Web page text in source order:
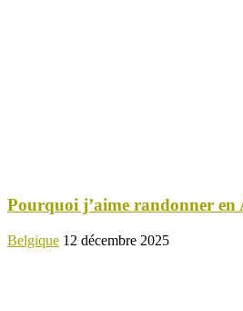
Pourquoi j’aime randonner en
Belgique 12 décembre 2025